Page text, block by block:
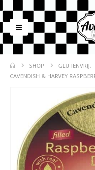
SHOP GLUTENVRIJ,
CAVENDISH & HARVEY